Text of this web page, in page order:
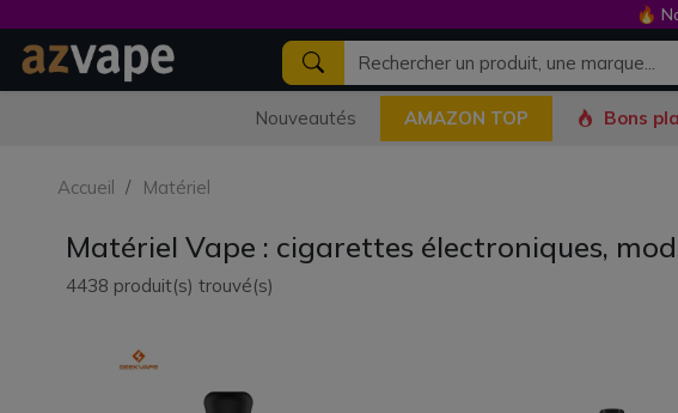
Nouveautés AMAZON TOP Bons
Accueil Matériel
Matériel Vape : cigarettes électroniques,
4438 produit(s) trouvé(s)
🔥